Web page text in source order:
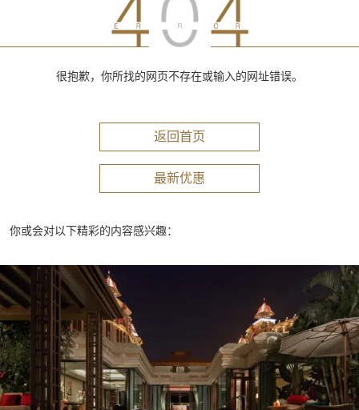
很抱歉，你所找的网页不存在或输入的网址错误。
返回首页
最新优惠
你或会对以下精彩的内容感兴趣：
Learn more